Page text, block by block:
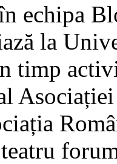
echipa
la
timp